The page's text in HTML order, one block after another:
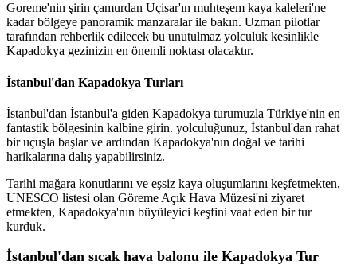
Goreme'nin şirin çamurdan Uçisar'ın muhteşem kaya kaleleri'ne
kadar bölgeye panoramik manzaralar ile bakın. Uzman pilotlar
tarafından rehberlik edilecek bu unutulmaz yolculuk kesinlikle
Kapadokya gezinizin en önemli noktası olacaktır.
İstanbul'dan Kapadokya Turları
İstanbul'dan İstanbul'a giden Kapadokya turumuzla Türkiye'nin en
fantastik bölgesinin kalbine girin. yolculuğunuz, İstanbul'dan rahat
bir uçuşla başlar ve ardından Kapadokya'nın doğal ve tarihi
harikalarına dalış yapabilirsiniz.
Tarihi mağara konutlarını ve eşsiz kaya oluşumlarını keşfetmekten,
UNESCO listesi olan Göreme Açık Hava Müzesi'ni ziyaret
etmekten, Kapadokya'nın büyüleyici keşfini vaat eden bir tur
kurduk.
İstanbul'dan sıcak hava balonu ile Kapadokya Tur